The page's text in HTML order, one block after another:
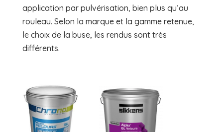
application par pulvérisation, bien plus qu’au
rouleau. Selon la marque et la gamme retenue,
le choix de la buse, les rendus sont très
différents.